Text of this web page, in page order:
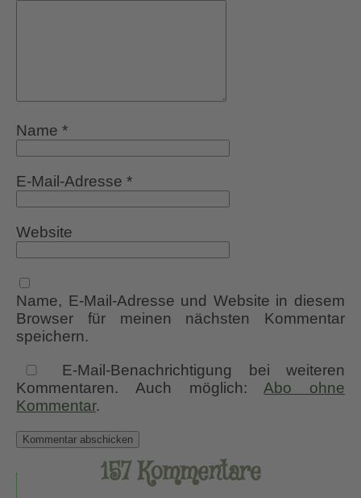
Name *
E-Mail-Adresse *
Website
Name, E-Mail-Adresse und Website in diesem
Browser für meinen nächsten Kommentar
speichern.
E-Mail-Benachrichtigung bei weiteren
Kommentaren. Auch möglich:Abo ohne
Kommentar.
157 Kommentare